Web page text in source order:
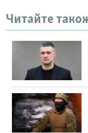
Читайте